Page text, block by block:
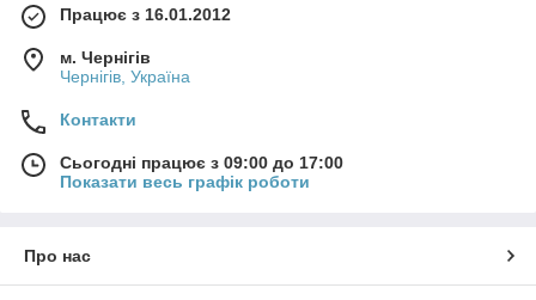
Працює з 16.01.2012
м. Чернігів
Чернігів, Україна
Контакти
Сьогодні працює з 09:00 до 17:00
Показати весь графік роботи
Про нас